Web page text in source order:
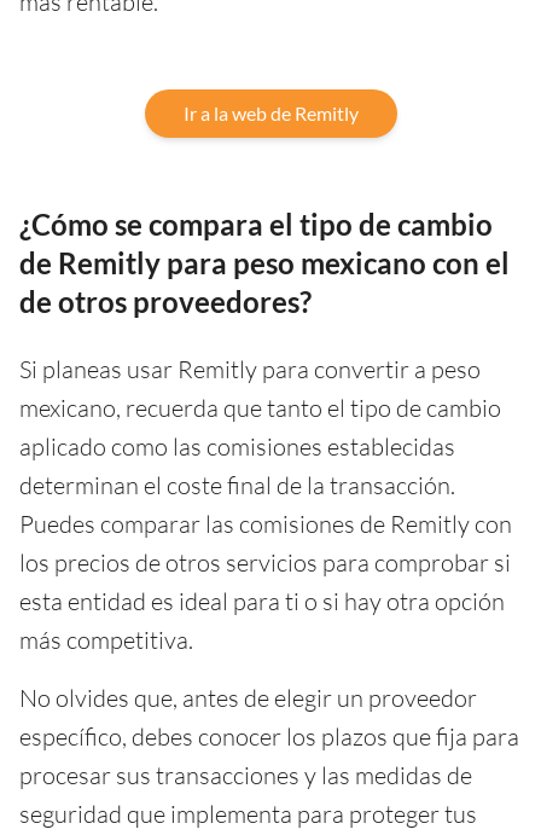
Ir a la web de Remitly
¿Cómo se compara el tipo de cambio
de Remitly para peso mexicano con el
de otros proveedores?
Si planeas usar Remitly para convertir a peso
mexicano, recuerda que tanto el tipo de cambio
aplicado como las comisiones establecidas
determinan el coste final de la transacción.
Puedes comparar las comisiones de Remitly con
los precios de otros servicios para comprobar si
esta entidad es ideal para ti o si hay otra opción
más competitiva.
No olvides que, antes de elegir un proveedor
específico, debes conocer los plazos que fija para
procesar sus transacciones y las medidas de
seguridad que implementa para proteger tus